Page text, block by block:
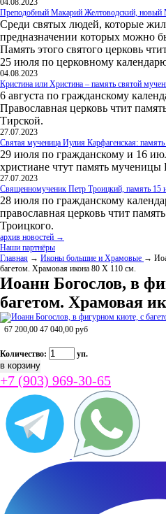
04.08.2023
Преподобный Макарий Желтоводский, новый
Среди святых людей, которые
предназначении которых можно
Память этого святого церковь
25 июля по церковному
04.08.2023
Кристина или Христина – память святой
6 августа по гражданскому
Православная церковь чтит
Тирской.
27.07.2023
Святая мученица Иулия Карфагенская:
29 июля по гражданскому и 16
христиане чтут память мученицы
27.07.2023
Священномученик Петр Троицкий, память 15
28 июля по гражданскому
православная церковь чтит
Троицкого.
архив новостей →
Наши партнёры
Главная → Иконы большие и Храмовые →
багетом. Храмовая икона 80 Х 110 см.
Иоанн Богослов, в
багетом. Храмовая
67 200,00 47 040,00 руб
Количество: уп.
+7 (903) 969-30-65